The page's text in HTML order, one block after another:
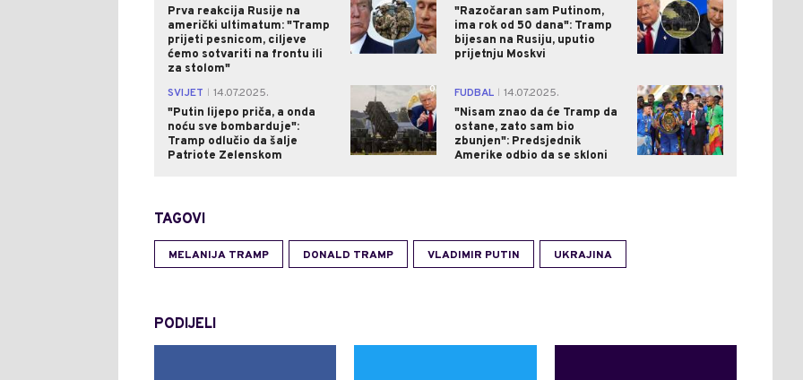
Prva reakcija Rusije na
američki ultimatum: "Tramp
prijeti pesnicom, ciljeve
ćemo sotvariti na frontu ili
za stolom"
"Razočaran sam Putinom,
ima rok od 50 dana": Tramp
bijesan na Rusiju, uputio
prijetnju Moskvi
SVIJET
14.07.2025.
"Putin lijepo priča, a onda
noću sve bombarduje":
Tramp odlučio da šalje
Patriote Zelenskom
0 FUDBAL
14.07.2025.
"Nisam znao da će Tramp da
ostane, zato sam bio
zbunjen": Predsjednik
Amerike odbio da se skloni
1
TAGOVI
MELANIJA TRAMP DONALD TRAMP VLADIMIR PUTIN UKRAJINA
PODIJELI